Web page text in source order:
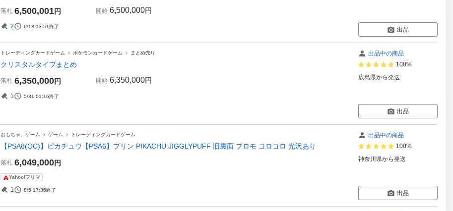
落札 6,500,001円 開始 6,500,000円
2 6/13 13:51終了 出品
トレーディングカードゲーム ポケモンカードゲーム まとめ売り
クリスタルタイプまとめ
落札 6,350,000円 開始 6,350,000円
1 5/31 01:16終了
出品中の商品
100%
広島県から発送
出品
おもちゃ、ゲーム ゲーム トレーディングカードゲーム
【PSA8(OC)】ピカチュウ【PSA6】プリン PIKACHU JIGGLYPUFF 旧裏面 プロモ コロコロ 光沢あり
落札 6,049,000円
Yahoo!フリマ
1 8/5 17:36終了
出品中の商品
100%
神奈川県から発送
出品